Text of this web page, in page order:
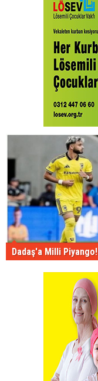
Dadaş'a Milli Piyango!